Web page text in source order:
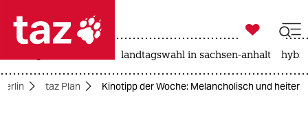
 taz zahl ich
taz zahl ich

taz zahl ich
landtagswahl in sachsen-anhalt
Berlin taz Plan Kinotipp der Woche: Melancholisch und heiter